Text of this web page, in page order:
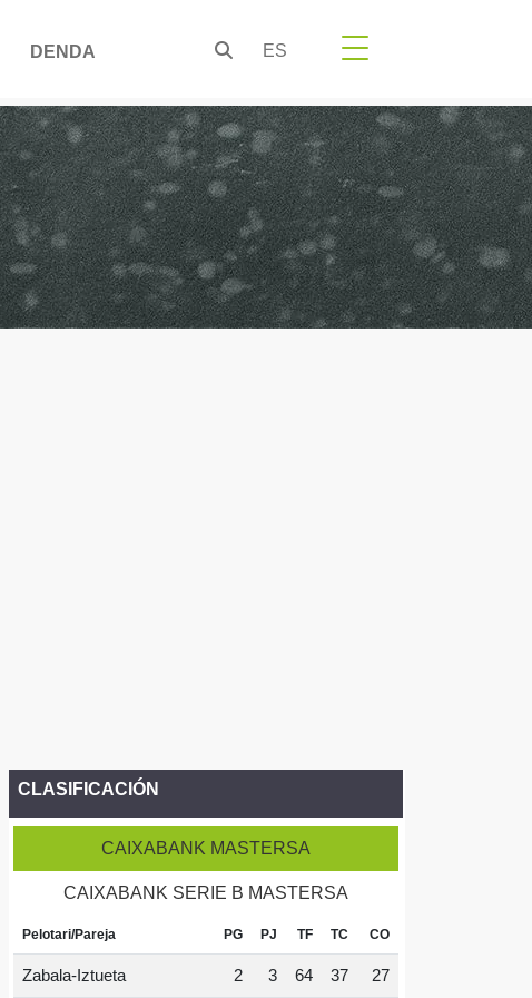
DENDA ES
CLASIFICACIÓN
CAIXABANK MASTERSA
CAIXABANK SERIE B MASTERSA
Pelotari/Pareja PG PJ TF TC CO
Zabala-Iztueta 2 3 64 37 27